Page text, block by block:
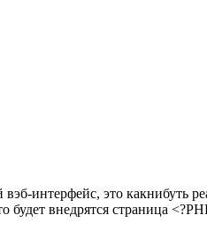
интерфейс, это какнибуть
будет внедрятся страница